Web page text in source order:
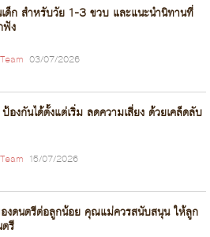
เด็ก สำหรับวัย 1-3 ขวบ และแนะนำนิทานที่
ฟัง
03/07/2026
องกันได้ตั้งแต่เริ่ม ลดความเสี่ยง ด้วยเคล็ดลับ
15/07/2026
งดนตรีต่อลูกน้อย คุณแม่ควรสนับสนุน ให้ลูก
รี